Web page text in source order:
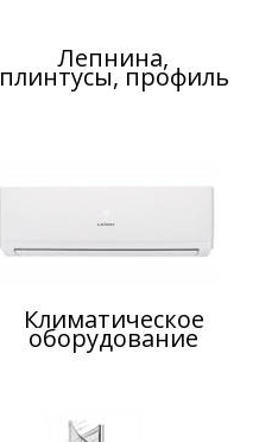
Лепнина,
плинтусы, профиль
Климатическое
оборудование